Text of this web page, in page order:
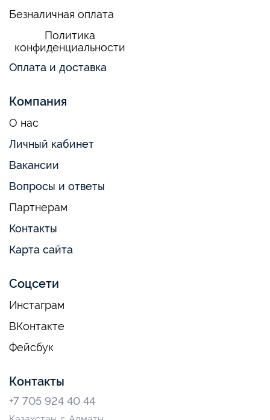
Безналичная оплата
Политика
конфиденциальности
Оплата и доставка
Компания
О нас
Личный кабинет
Вакансии
Вопросы и ответы
Партнерам
Контакты
Карта сайта
Соцсети
Инстаграм
ВКонтакте
Фейсбук
Контакты
+7 705 924 40 44